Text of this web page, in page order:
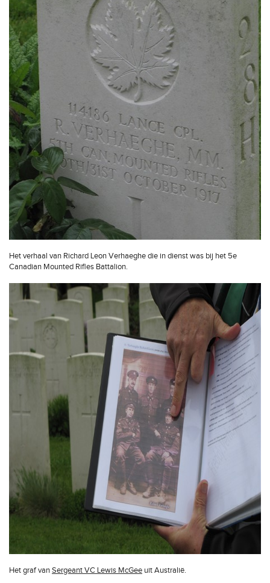
Het verhaal van Richard Leon Verhaeghe die in dienst was bij het 5e
Canadian Mounted Rifles Battalion.
Het graf vanSergeant VC Lewis McGee uit Australië.